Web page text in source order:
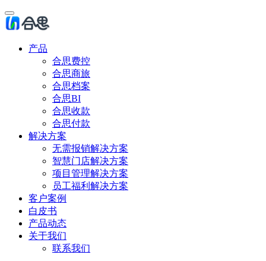
产品
合思费控
合思商旅
合思档案
合思BI
合思收款
合思付款
解决方案
无需报销解决方案
智慧门店解决方案
项目管理解决方案
员工福利解决方案
客户案例
白皮书
产品动态
关于我们
联系我们